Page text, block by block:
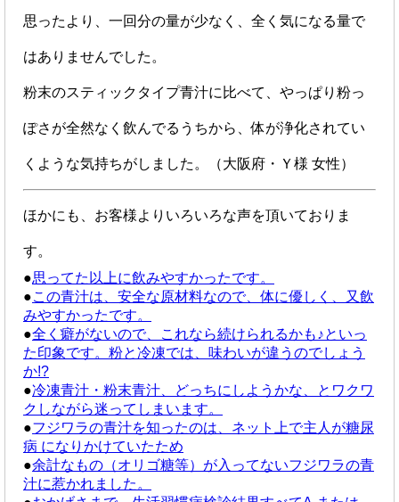
思ったより、一回分の量が少なく、全く気になる量で
はありませんでした。
粉末のスティックタイプ青汁に比べて、やっぱり粉っ
ぽさが全然なく飲んでるうちから、体が浄化されてい
くような気持ちがしました。（大阪府・Ｙ様 女性）
ほかにも、お客様よりいろいろな声を頂いておりま
す。
●思ってた以上に飲みやすかったです。
●この青汁は、安全な原材料なので、体に優しく、又飲
みやすかったです。
●全く癖がないので、これなら続けられるかも♪といっ
た印象です。粉と冷凍では、味わいが違うのでしょう
か!?
●冷凍青汁・粉末青汁、どっちにしようかな、とワクワ
クしながら迷ってしまいます。
●フジワラの青汁を知ったのは、ネット上で主人が糖尿
病 になりかけていたため
●余計なもの（オリゴ糖等）が入ってないフジワラの青
汁に惹かれました。